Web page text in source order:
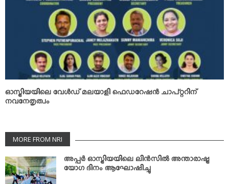
ഓസ്ട്രിയയിലെ വേള്‍ഡ് മലയാളി ഫെഡറേഷന്‍ ചാപ്റ്ററിന്
നവനേതൃത്വം
MORE FROM NRI
അപ്പര്‍ ഓസ്ട്രിയയിലെ ലിന്‍സില്‍ അന്താരാഷ്ട്ര
യോഗ ദിനം ആഘോഷിച്ചു